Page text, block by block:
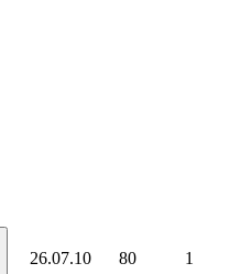
26.07.10 80 1